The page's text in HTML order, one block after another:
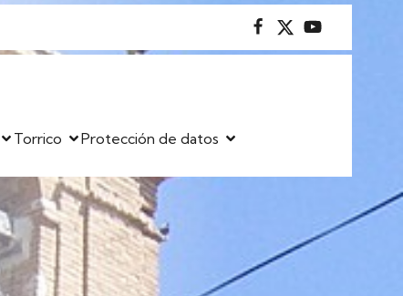
Torrico Protección de datos